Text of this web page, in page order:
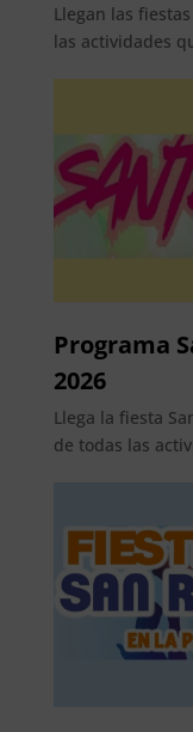
Llegan las
las actividades
Programa
2026
Llega la fiesta
de todas las